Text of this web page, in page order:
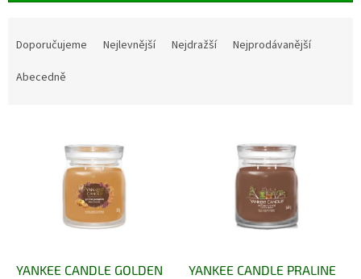
Doporučujeme Nejlevnější Nejdražší
Nejprodávanější
Abecedně
YANKEE CANDLE GOLDEN
YANKEE CANDLE PRALINE